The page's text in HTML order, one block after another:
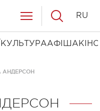
КУЛЬТУРААФІША КІНО
RU
АНДЕРСОН